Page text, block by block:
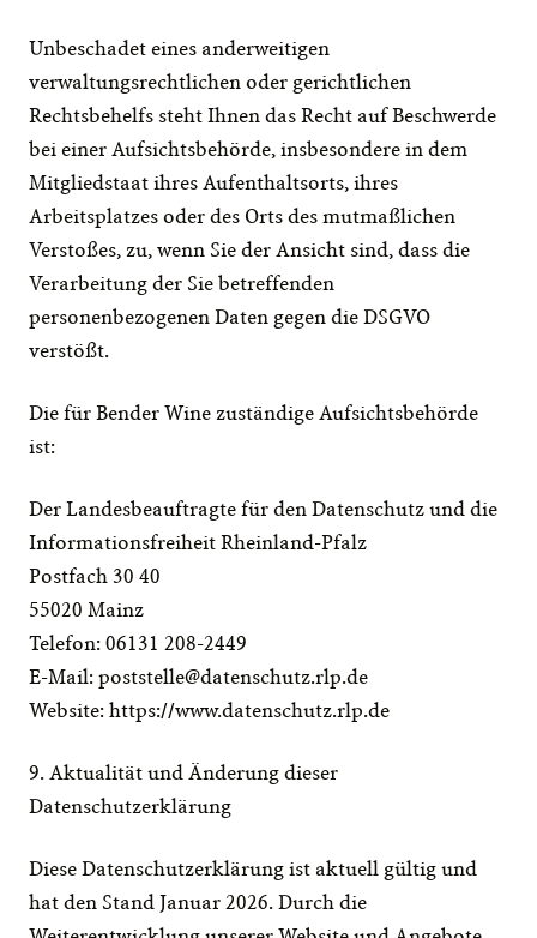
Unbeschadet eines anderweitigen
verwaltungsrechtlichen oder gerichtlichen
Rechtsbehelfs steht Ihnen das Recht auf Beschwerde
bei einer Aufsichtsbehörde, insbesondere in dem
Mitgliedstaat ihres Aufenthaltsorts, ihres
Arbeitsplatzes oder des Orts des mutmaßlichen
Verstoßes, zu, wenn Sie der Ansicht sind, dass die
Verarbeitung der Sie betreffenden
personenbezogenen Daten gegen die DSGVO
verstößt.
Die für Bender Wine zuständige Aufsichtsbehörde
ist:
Der Landesbeauftragte für den Datenschutz und die
Informationsfreiheit Rheinland-Pfalz
Postfach 30 40
55020 Mainz
Telefon: 06131 208-2449
E-Mail: poststelle@datenschutz.rlp.de
Website: https://www.datenschutz.rlp.de
9. Aktualität und Änderung dieser
Datenschutzerklärung
Diese Datenschutzerklärung ist aktuell gültig und
hat den Stand Januar 2026. Durch die